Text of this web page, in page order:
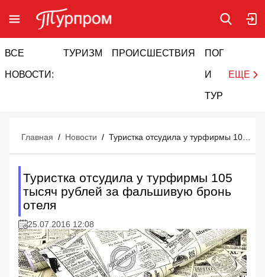
ВСЕ
НОВОСТИ:
ТУРИЗМ ПРОИСШЕСТВИЯ ПОГОДА
И
ТУРИЗМ
ЕЩЕ
Главная / Новости /
Туристка отсудила у турфирмы 105
тысяч рублей за фальшивую бронь
отеля
25.07.2016 12:08